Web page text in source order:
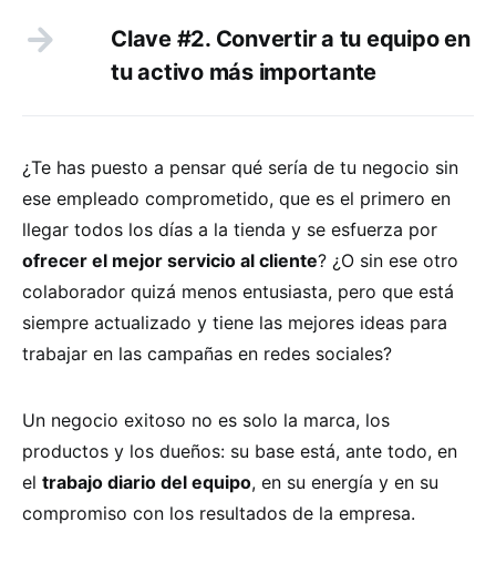
Clave #2. Convertir a tu equipo en
tu activo más importante
¿Te has puesto a pensar qué sería de tu negocio sin
ese empleado comprometido, que es el primero en
llegar todos los días a la tienda y se esfuerza por
ofrecer el mejor servicio al cliente? ¿O sin ese otro
colaborador quizá menos entusiasta, pero que está
siempre actualizado y tiene las mejores ideas para
trabajar en las campañas en redes sociales?
Un negocio exitoso no es solo la marca, los
productos y los dueños: su base está, ante todo, en
el trabajo diario del equipo, en su energía y en su
compromiso con los resultados de la empresa.